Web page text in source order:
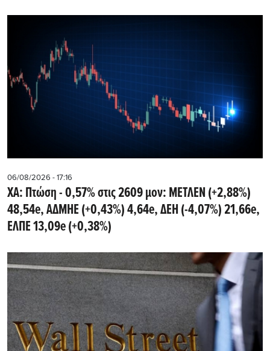
06/08/2026 - 17:16
ΧΑ: Πτώση - 0,57% στις 2609 μον: ΜΕΤΛΕΝ (+2,88%)
48,54e, ΑΔΜΗΕ (+0,43%) 4,64e, ΔΕΗ (-4,07%) 21,66e,
ΕΛΠΕ 13,09e (+0,38%)